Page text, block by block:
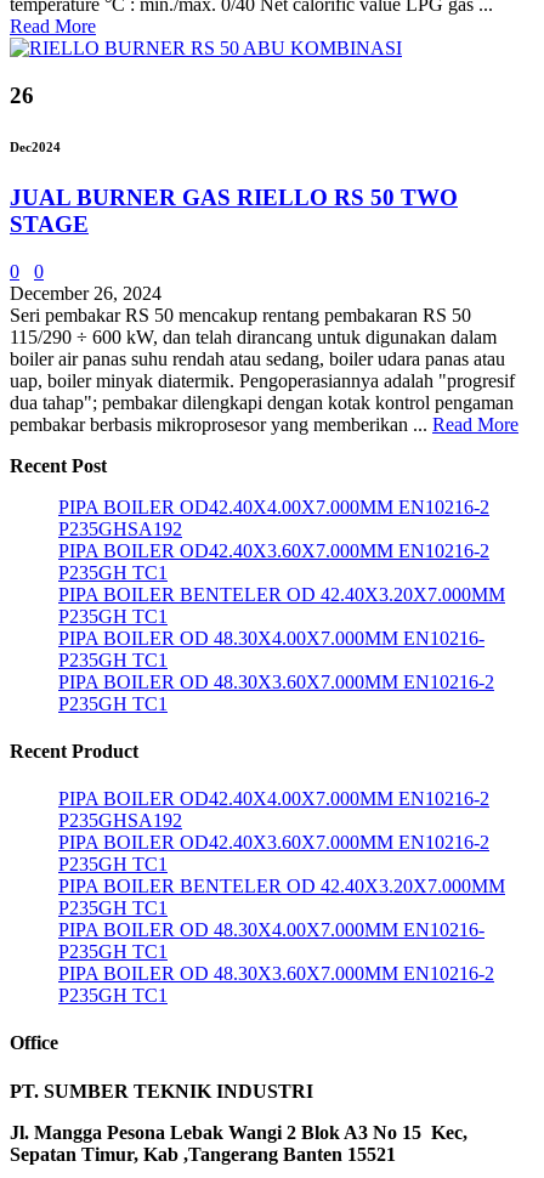
temperature °C : min./max. 0/40 Net calorific value LPG gas ...
Read More
26
Dec2024
JUAL BURNER GAS RIELLO RS 50 TWO
STAGE
0
0
December 26, 2024
Seri pembakar RS 50 mencakup rentang pembakaran RS 50
115/290 ÷ 600 kW, dan telah dirancang untuk digunakan dalam
boiler air panas suhu rendah atau sedang, boiler udara panas atau
uap, boiler minyak diatermik. Pengoperasiannya adalah "progresif
dua tahap"; pembakar dilengkapi dengan kotak kontrol pengaman
pembakar berbasis mikroprosesor yang memberikan ... Read More
Recent Post
PIPA BOILER OD42.40X4.00X7.000MM EN10216-2
P235GHSA192
PIPA BOILER OD42.40X3.60X7.000MM EN10216-2
P235GH TC1
PIPA BOILER BENTELER OD 42.40X3.20X7.000MM
P235GH TC1
PIPA BOILER OD 48.30X4.00X7.000MM EN10216-
P235GH TC1
PIPA BOILER OD 48.30X3.60X7.000MM EN10216-2
P235GH TC1
Recent Product
PIPA BOILER OD42.40X4.00X7.000MM EN10216-2
P235GHSA192
PIPA BOILER OD42.40X3.60X7.000MM EN10216-2
P235GH TC1
PIPA BOILER BENTELER OD 42.40X3.20X7.000MM
P235GH TC1
PIPA BOILER OD 48.30X4.00X7.000MM EN10216-
P235GH TC1
PIPA BOILER OD 48.30X3.60X7.000MM EN10216-2
P235GH TC1
Office
PT. SUMBER TEKNIK INDUSTRI
Jl. Mangga Pesona Lebak Wangi 2 Blok A3 No 15 Kec,
Sepatan Timur, Kab ,Tangerang Banten 15521